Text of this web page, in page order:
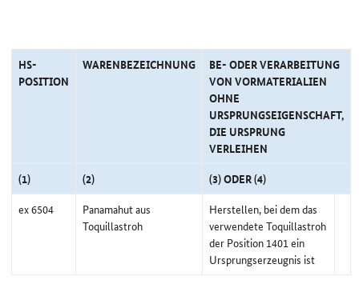
HS-
POSITION
WARENBEZEICHNUNG
BE- ODER VERARBEITUNG
VON VORMATERIALIEN
OHNE
URSPRUNGSEIGENSCHAFT,
DIE URSPRUNG
VERLEIHEN
(1)
(2)
(3) ODER (4)
ex 6504
Panamahut aus
Toquillastroh
Herstellen, bei dem das
verwendete Toquillastroh
der Position 1401 ein
Ursprungserzeugnis ist